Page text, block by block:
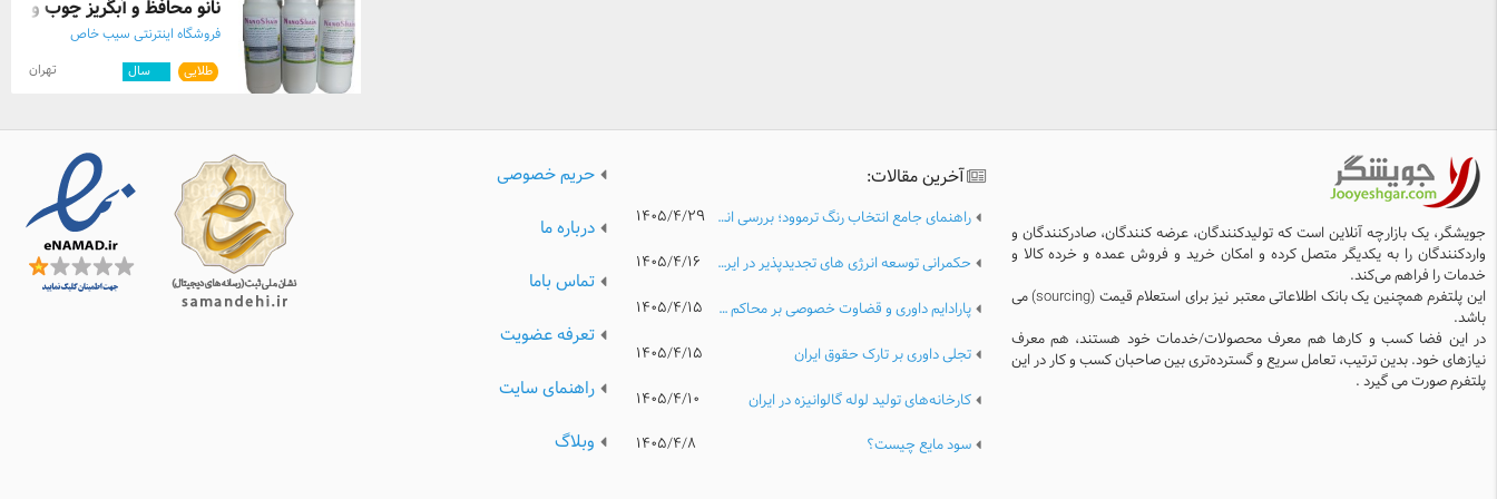
نانو محافظ و آبگریز چوب و
فروشگاه اینترنتی سیب خاص
طلایی سال تهران
جویشگر، یک بازارچه آنلاین است که تولیدکنندگان، عرضه کنندگان، صادرکنندگان و
واردکنندگان را به یکدیگر متصل کرده و امکان خرید و فروش عمده و خرده کالا و
خدمات را فراهم می‌کند.
این پلتفرم همچنین یک بانک اطلاعاتی معتبر نیز برای استعلام قیمت (sourcing) می
باشد.
در این فضا کسب و کارها هم معرف محصولات/خدمات خود هستند، هم معرف
نیازهای خود. بدین ترتیب، تعامل سریع و گسترده‌تری بین صاحبان کسب و کار در این
پلتفرم صورت می گیرد .
آخرین مقالات:
راهنمای جامع انتخاب رنگ ترموود؛ بررسی انواع رنگ، کیفیت و نکات مهم پیش از خرید
۱۴۰۵/۴/۲۹
حکمرانی توسعه انرژی های تجدیدپذیر در ایران؛ تحلیل مدیریتی موانع نهادی، ریسک های سرمایه گذاری و الزامات گذار پایدار انرژی
۱۴۰۵/۴/۱۶
پارادایم داوری و قضاوت خصوصی بر محاکم عمومی
۱۴۰۵/۴/۱۵
تجلی داوری بر تارک حقوق ایران
۱۴۰۵/۴/۱۵
کارخانه‌های تولید لوله گالوانیزه در ایران
۱۴۰۵/۴/۱۰
سود مایع چیست؟
۱۴۰۵/۴/۸
حریم خصوصی
درباره ما
تماس باما
تعرفه عضویت
راهنمای سایت
وبلاگ